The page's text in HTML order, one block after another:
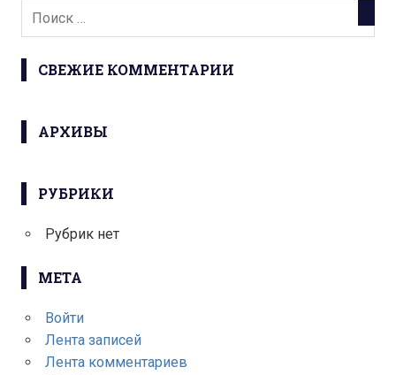
СВЕЖИЕ КОММЕНТАРИИ
АРХИВЫ
РУБРИКИ
Рубрик нет
МЕТА
Войти
Лента записей
Лента комментариев